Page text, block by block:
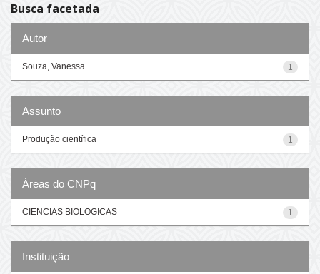
Busca facetada
Autor
1
Souza, Vanessa
Assunto
1
Produção científica
Áreas do CNPq
1
CIENCIAS BIOLOGICAS
Instituição